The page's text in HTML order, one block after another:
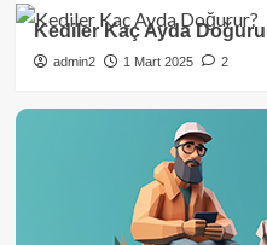
Kediler Kaç Ayda
admin2 1 Mart 2025 2